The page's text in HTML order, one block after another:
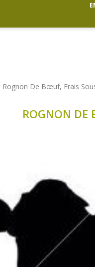
Rognon De Bœuf, Frais
ROGNON DE